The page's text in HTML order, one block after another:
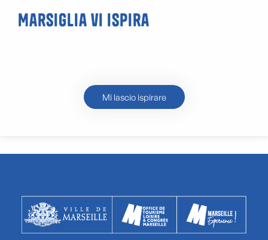
Marsiglia vi ispira
Mi lascio ispirare